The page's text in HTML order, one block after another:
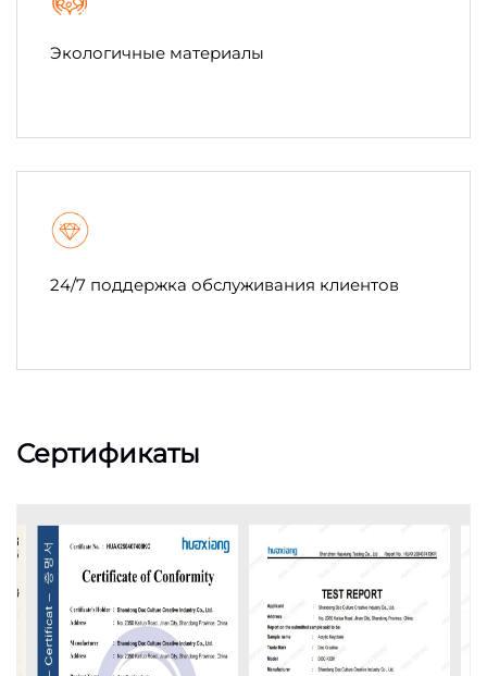
Экологичные материалы
24/7 поддержка обслуживания клиентов
Сертификаты